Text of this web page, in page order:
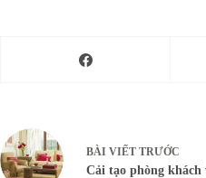
BÀI VIẾT TRƯỚC
Cải tạo phòng khách